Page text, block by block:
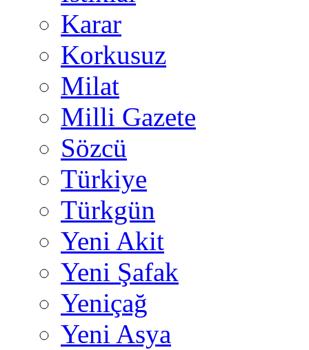
Karar
Korkusuz
Milat
Milli Gazete
Sözcü
Türkiye
Türkgün
Yeni Akit
Yeni Şafak
Yeniçağ
Yeni Asya